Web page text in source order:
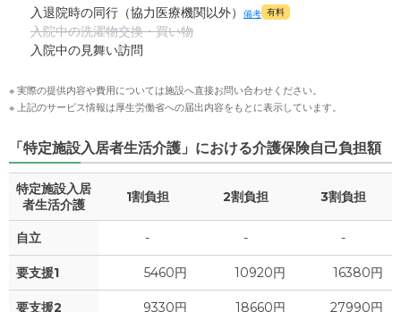
入退院時の同行（協力医療機関以外） 備考 有料
入院中の洗濯物交換・買い物
入院中の見舞い訪問
※ 実際の提供内容や費用については施設へ直接お問い合わせください。
※ 上記のサービス情報は厚生労働省への届出内容をもとに表示しています。
「特定施設入居者生活介護」における介護保険自己負担額
特定施設入居
者生活介護
1割負担 2割負担 3割負担
自立 - - -
要支援1 5460円 10920円 16380円
要支援2 9330円 18660円 27990円